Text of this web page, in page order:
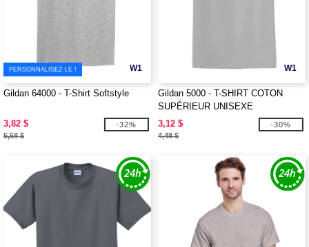
W1
PERSONNALISEZ-LE !
Gildan 64000 - T-Shirt Softstyle
3,82 $
5,58 $
-32%
W1
Gildan 5000 - T-SHIRT COTON
SUPÉRIEUR UNISEXE
3,12 $
4,48 $
-30%